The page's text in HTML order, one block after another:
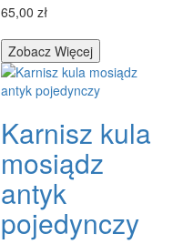
65,00 zł
Zobacz Więcej
Karnisz kula
mosiądz
antyk
pojedynczy